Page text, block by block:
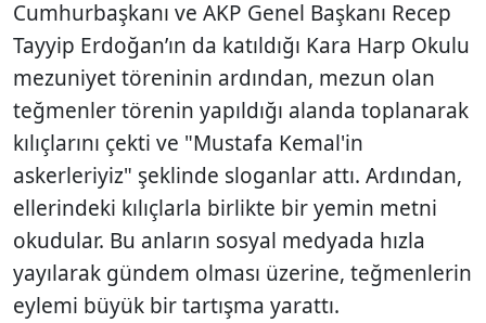
Cumhurbaşkanı ve AKP Genel Başkanı Recep
Tayyip Erdoğan’ın da katıldığı Kara Harp Okulu
mezuniyet töreninin ardından, mezun olan
teğmenler törenin yapıldığı alanda toplanarak
kılıçlarını çekti ve "Mustafa Kemal'in
askerleriyiz" şeklinde sloganlar attı. Ardından,
ellerindeki kılıçlarla birlikte bir yemin metni
okudular. Bu anların sosyal medyada hızla
yayılarak gündem olması üzerine, teğmenlerin
eylemi büyük bir tartışma yarattı.